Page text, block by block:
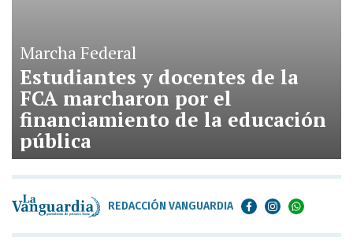
Marcha Federal
Estudiantes y docentes de la
FCA marcharon por el
financiamiento de la educación
pública
REDACCIÓN VANGUARDIA